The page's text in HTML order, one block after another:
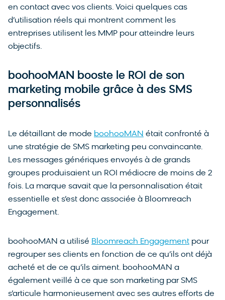
en contact avec vos clients. Voici quelques cas
d’utilisation réels qui montrent comment les
entreprises utilisent les MMP pour atteindre leurs
objectifs.
boohooMAN booste le ROI de son
marketing mobile grâce à des SMS
personnalisés
Le détaillant de mode boohooMAN était confronté à
une stratégie de SMS marketing peu convaincante.
Les messages génériques envoyés à de grands
groupes produisaient un ROI médiocre de moins de 2
fois. La marque savait que la personnalisation était
essentielle et s’est donc associée à Bloomreach
Engagement.
boohooMAN a utilisé Bloomreach Engagement pour
regrouper ses clients en fonction de ce qu’ils ont déjà
acheté et de ce qu’ils aiment. boohooMAN a
également veillé à ce que son marketing par SMS
s’articule harmonieusement avec ses autres efforts de